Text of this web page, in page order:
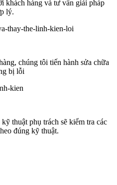
khách hàng và tư vấn giải pháp
lý.
chúng tôi tiến hành sửa chữa
bị lỗi
thuật phụ trách sẽ kiểm tra các
đúng kỹ thuật.